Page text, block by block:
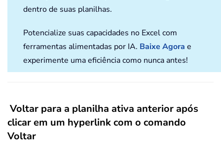
dentro de suas planilhas.
Potencialize suas capacidades no Excel com
ferramentas alimentadas por IA. Baixe Agora e
experimente uma eficiência como nunca antes!
Voltar para a planilha ativa anterior após
clicar em um hyperlink com o comando
Voltar